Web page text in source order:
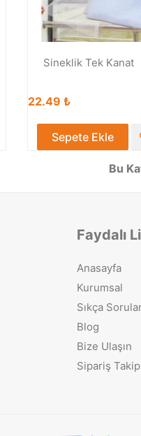
Sineklik Tek Kanat
22.49 ₺
Sepete Ekle
Bu
Faydalı
Anasayfa
Kurumsal
Sıkça
Blog
Bize Ulaşın
Sipariş Takip